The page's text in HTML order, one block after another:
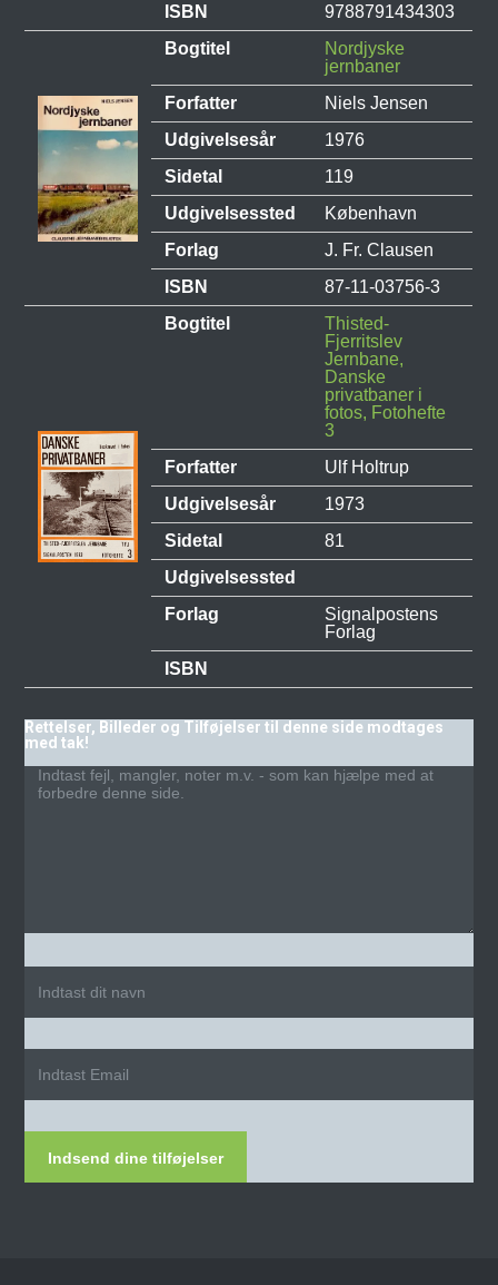
ISBN
9788791434303
Bogtitel
Nordjyske
jernbaner
Forfatter
Niels Jensen
Udgivelsesår
1976
Sidetal
119
Udgivelsessted
København
Forlag
J. Fr. Clausen
ISBN
87-11-03756-3
Bogtitel
Thisted-
Fjerritslev
Jernbane,
Danske
privatbaner i
fotos, Fotohefte
3
Forfatter
Ulf Holtrup
Udgivelsesår
1973
Sidetal
81
Udgivelsessted
Forlag
Signalpostens
Forlag
ISBN
Rettelser, Billeder og Tilføjelser til denne side modtages
med tak!
Indsend dine tilføjelser